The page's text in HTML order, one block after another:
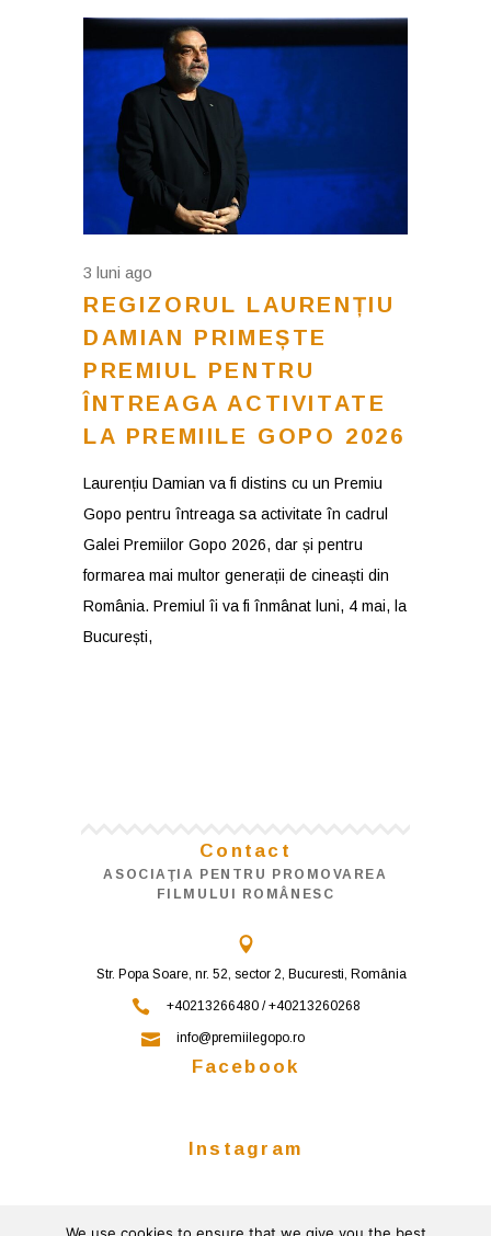
3 luni ago
REGIZORUL LAURENȚIU
DAMIAN PRIMEȘTE
PREMIUL PENTRU
ÎNTREAGA ACTIVITATE
LA PREMIILE GOPO 2026
Laurențiu Damian va fi distins cu un Premiu
Gopo pentru întreaga sa activitate în cadrul
Galei Premiilor Gopo 2026, dar și pentru
formarea mai multor generații de cineaști din
România. Premiul îi va fi înmânat luni, 4 mai, la
București,
Contact
ASOCIAŢIA PENTRU PROMOVAREA
FILMULUI ROMÂNESC
Str. Popa Soare, nr. 52, sector 2, Bucuresti, România
+40213266480 / +40213260268
info@premiilegopo.ro
Facebook
Instagram